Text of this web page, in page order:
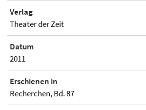
Verlag
Theater der Zeit
Datum
2011
Erschienen in
Recherchen, Bd. 87